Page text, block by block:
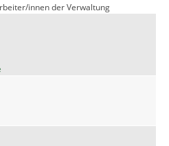
innen der Verwaltung